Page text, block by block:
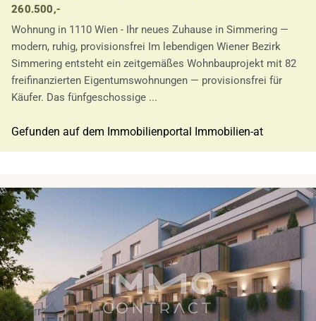
260.500,-
Wohnung in 1110 Wien - Ihr neues Zuhause in Simmering —
modern, ruhig, provisionsfrei Im lebendigen Wiener Bezirk
Simmering entsteht ein zeitgemäßes Wohnbauprojekt mit 82
freifinanzierten Eigentumswohnungen — provisionsfrei für
Käufer. Das fünfgeschossige ...
Gefunden auf dem Immobilienportal Immobilien-at